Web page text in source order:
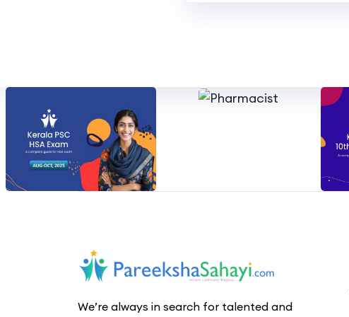
We’re always in search for talented and